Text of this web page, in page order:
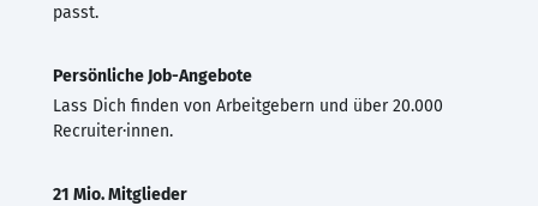
passt.
Persönliche Job-Angebote
Lass Dich finden von Arbeitgebern und über 20.000
Recruiter·innen.
21 Mio. Mitglieder